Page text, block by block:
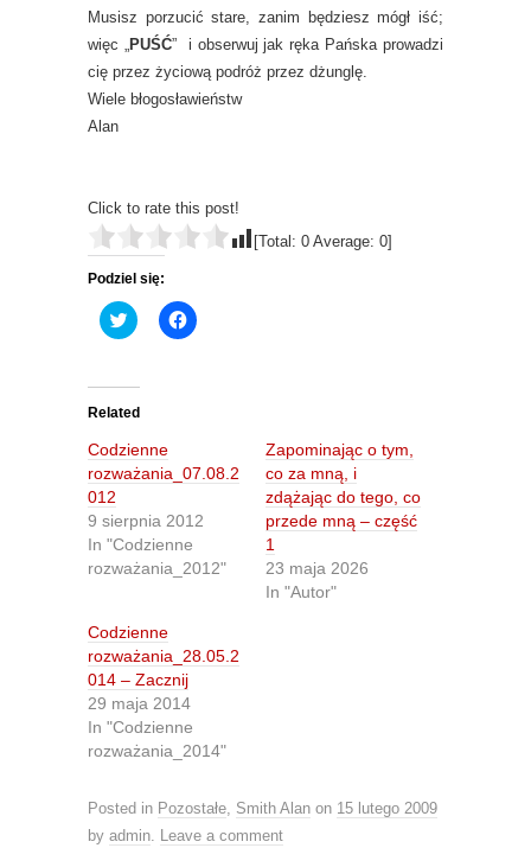
Musisz porzucić stare, zanim będziesz mógł iść;
więc „PUŚĆ” i obserwuj jak ręka Pańska prowadzi
cię przez życiową podróż przez dżunglę.
Wiele błogosławieństw
Alan
Click to rate this post!
[Total: 0 Average: 0]
Podziel się:
C
l
t
o
s
h
a
r
e
n
T
w
i
t
r
(
O
p
e
n
s
i
n
n
w
n
C
l
r
e
n
F
a
c
e
(
O
e
s
i
n
w
w
i
Related
Codzienne
rozważania_07.08.2
012
9 sierpnia 2012
In "Codzienne
rozważania_2012"
Zapominając o tym,
co za mną, i
zdążając do tego, co
przede mną – część
1
23 maja 2026
In "Autor"
Codzienne
rozważania_28.05.2
014 – Zacznij
29 maja 2014
In "Codzienne
rozważania_2014"
Posted in Pozostałe, Smith Alan on 15 lutego 2009
by admin. Leave a comment